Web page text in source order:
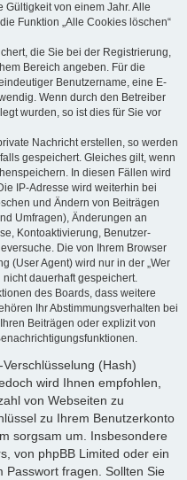
von einem Jahr. Alle
Funktion „Alle Cookies löschen“
die Sie bei der Registrierung,
Bereich angeben. Für die
Benutzername, eine E-
Wenn durch den Betreiber
wurden, so ist dies für Sie vor
Nachricht erstellen, so werden
gespeichert. Gleiches gilt, wenn
In diesen Fällen wird
IP-Adresse wird weiterhin bei
und Ändern von Beiträgen
Umfragen), Änderungen an
Kontoaktivierung, Benutzer-
Die von Ihrem Browser
(User Agent) wird nur in der „Wer
dauerhaft gespeichert.
des Boards, dass weitere
Ihr Abstimmungsverhalten bei
Beiträgen oder explizit von
(Hash)
wird Ihnen empfohlen,
von Webseiten zu
zu Ihrem Benutzerkonto
sorgsam um. Insbesondere
von phpBB Limited oder ein
Passwort fragen. Sollten Sie